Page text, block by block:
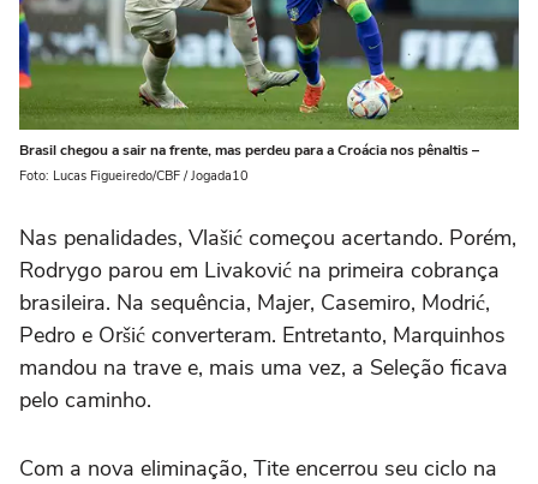
Brasil chegou a sair na frente, mas perdeu para a Croácia nos pênaltis –
Foto: Lucas Figueiredo/CBF / Jogada10
Nas penalidades, Vlašić começou acertando. Porém,
Rodrygo parou em Livaković na primeira cobrança
brasileira. Na sequência, Majer, Casemiro, Modrić,
Pedro e Oršić converteram. Entretanto, Marquinhos
mandou na trave e, mais uma vez, a Seleção ficava
pelo caminho.
Com a nova eliminação, Tite encerrou seu ciclo na